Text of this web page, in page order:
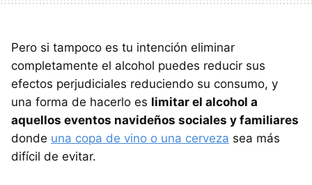
Pero si tampoco es tu intención eliminar
completamente el alcohol puedes reducir sus
efectos perjudiciales reduciendo su consumo, y
una forma de hacerlo es limitar el alcohol a
aquellos eventos navideños sociales y familiares
donde una copa de vino o una cerveza sea más
difícil de evitar.